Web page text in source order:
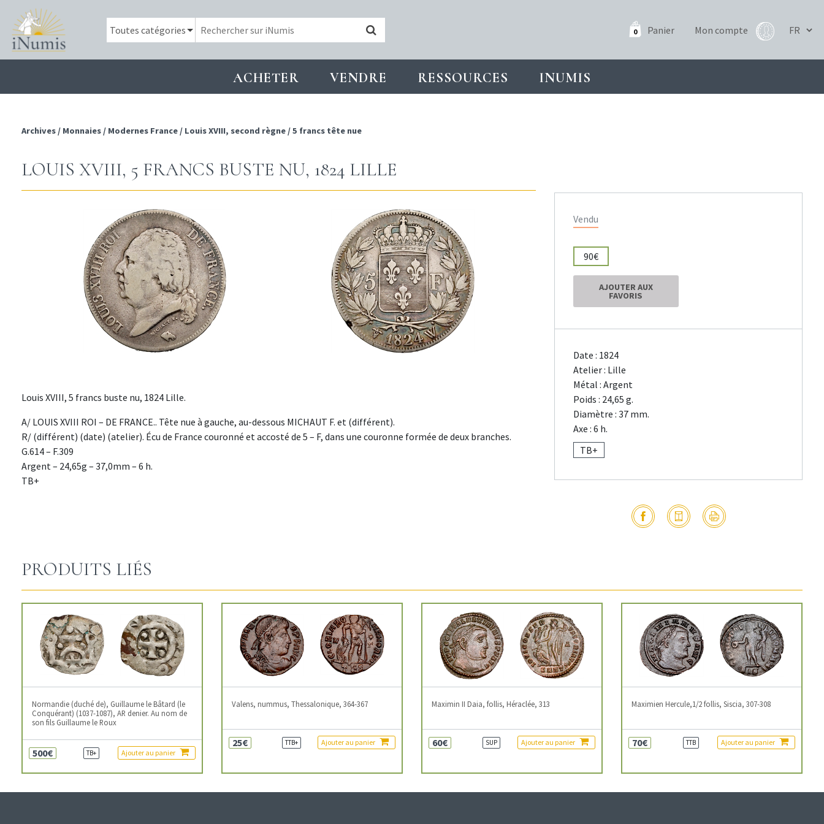
0 Panier Mon compte
ACHETER VENDRE RESSOURCES INUMIS
Archives / Monnaies / Modernes France / Louis XVIII, second règne /5 francs tête nue
LOUIS XVIII, 5 FRANCS BUSTE NU, 1824 LILLE
Louis XVIII, 5 francs buste nu, 1824 Lille.
A/ LOUIS XVIII ROI – DE FRANCE.. Tête nue à gauche, au-dessous MICHAUT F. et (différent).
R/ (différent) (date) (atelier). Écu de France couronné et accosté de 5 – F, dans une couronne formée de deux branches.
G.614 – F.309
Argent – 24,65g – 37,0mm – 6 h.
TB+
Vendu
90€
AJOUTER AUX
FAVORIS
Date : 1824
Atelier : Lille
Métal : Argent
Poids : 24,65 g.
Diamètre : 37 mm.
Axe : 6 h.
TB+
PRODUITS LIÉS
Normandie (duché de), Guillaume le Bâtard (le
Conquérant) (1037-1087), AR denier. Au nom de
son fils Guillaume le Roux
500€ TB+ Ajouter au panier
Valens, nummus, Thessalonique, 364-367
25€ TTB+ Ajouter au panier
Maximin II Daia, follis, Héraclée, 313
60€ SUP Ajouter au panier
Maximien Hercule,1/2 follis, Siscia, 307-308
70€ TTB Ajouter au panier